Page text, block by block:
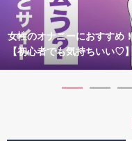
女性のオナニーにおすすめ
【初心者でも気持ちいい♡】